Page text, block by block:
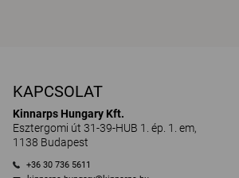
KAPCSOLAT
Kinnarps Hungary Kft.
Esztergomi út 31-39-HUB 1. ép. 1. em,
1138 Budapest
+36 30 736 5611